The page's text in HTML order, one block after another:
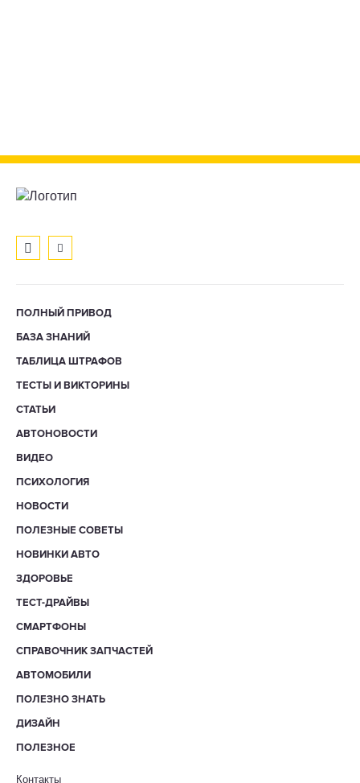
ПОЛНЫЙ ПРИВОД
БАЗА ЗНАНИЙ
ТАБЛИЦА ШТРАФОВ
ТЕСТЫ И ВИКТОРИНЫ
СТАТЬИ
АВТОНОВОСТИ
ВИДЕО
ПСИХОЛОГИЯ
НОВОСТИ
ПОЛЕЗНЫЕ СОВЕТЫ
НОВИНКИ АВТО
ЗДОРОВЬЕ
ТЕСТ-ДРАЙВЫ
СМАРТФОНЫ
СПРАВОЧНИК ЗАПЧАСТЕЙ
АВТОМОБИЛИ
ПОЛЕЗНО ЗНАТЬ
ДИЗАЙН
ПОЛЕЗНОЕ
Контакты